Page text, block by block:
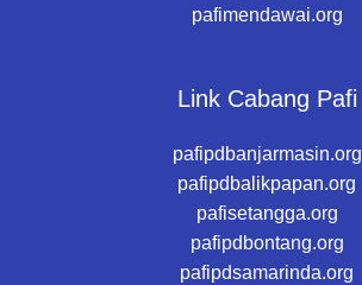
pafimendawai.org
Link Cabang Pafi
pafipdbanjarmasin.org
pafipdbalikpapan.org
pafisetangga.org
pafipdbontang.org
pafipdsamarinda.org